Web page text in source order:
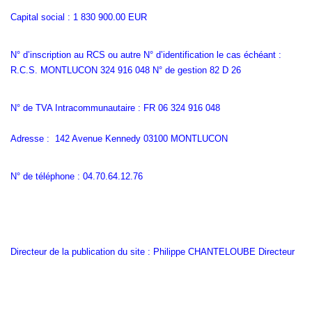
Capital social : 1 830 900.00 EUR
N° d’inscription au RCS ou autre N° d’identification le cas échéant :
R.C.S. MONTLUCON 324 916 048 N° de gestion 82 D 26
N° de TVA Intracommunautaire : FR 06 324 916 048
Adresse : 142 Avenue Kennedy 03100 MONTLUCON
N° de téléphone : 04.70.64.12.76
Directeur de la publication du site : Philippe CHANTELOUBE Directeur